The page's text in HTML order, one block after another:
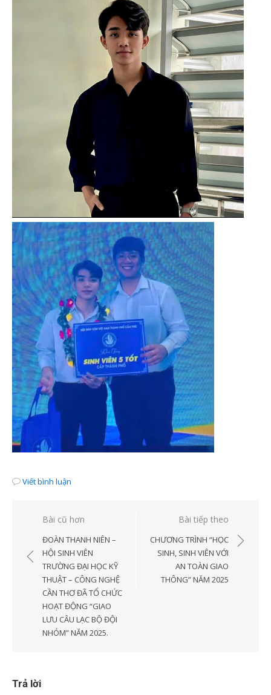
Viết bình luận
Điều
hướng
bài
viết
Bài cũ hơn
ĐOÀN THANH NIÊN –
HỘI SINH VIÊN
TRƯỜNG ĐẠI HỌC KỸ
THUẬT – CÔNG NGHỆ
CẦN THƠ ĐÃ TỔ CHỨC
HOẠT ĐỘNG “GIAO
LƯU CÂU LẠC BỘ ĐỘI
NHÓM” NĂM 2025.
Bài tiếp theo
CHƯƠNG TRÌNH “HỌC
SINH, SINH VIÊN VỚI
AN TOÀN GIAO
THÔNG” NĂM 2025
Trả lời